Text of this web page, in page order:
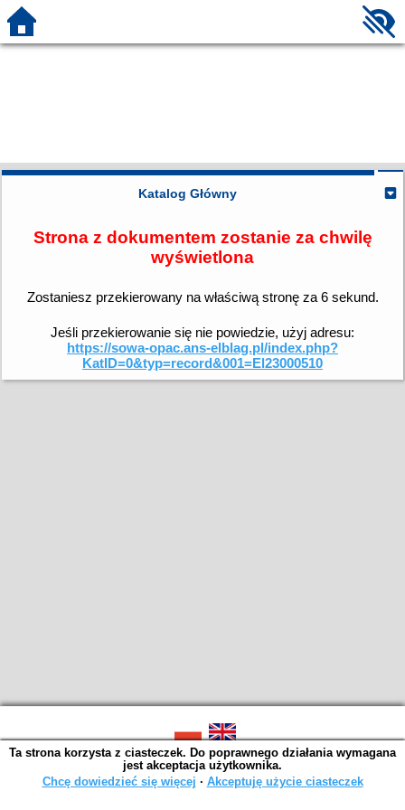
Katalog Główny
Strona z dokumentem zostanie za chwilę
wyświetlona
Zostaniesz przekierowany na właściwą stronę za 6sekund.
Jeśli przekierowanie się nie powiedzie, użyj adresu:
https://sowa-opac.ans-elblag.pl/index.php?
KatID=0&typ=record&001=El23000510
SOWA OPAC v. 6.11.10 (2026-07-24)
Wygenerowano w 0,0030 s.
Ta strona korzysta z ciasteczek. Do poprawnego działania wymagana
jest akceptacja użytkownika.
Chcę dowiedzieć się więcej ∙ Akceptuję użycie ciasteczek